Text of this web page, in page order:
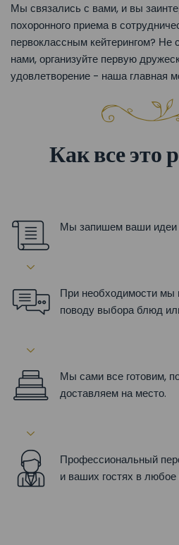
Мы связались с вами, и вы
похоронного приема в
первоклассным кейтерингом? Не
нами, организуйте первую
удовлетворение - наша главная
Как все это
Мы запишем ваши идеи
При необходимости мы
поводу выбора блюд
Мы сами все готовим,
доставляем на место.
Профессиональный
и ваших гостях в